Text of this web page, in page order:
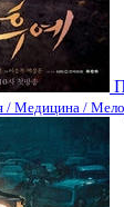
/ Медицина /